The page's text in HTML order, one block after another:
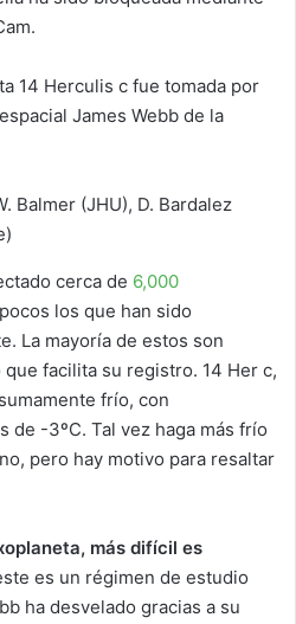
14 Herculis c fue tomada por
James Webb de la
Balmer (JHU), D. Bardalez
cerca de 6,000
los que han sido
La mayoría de estos son
facilita su registro. 14 Her c,
frío, con
de -3ºC. Tal vez haga más frío
pero hay motivo para resaltar
más difícil es
es un régimen de estudio
ha desvelado gracias a su